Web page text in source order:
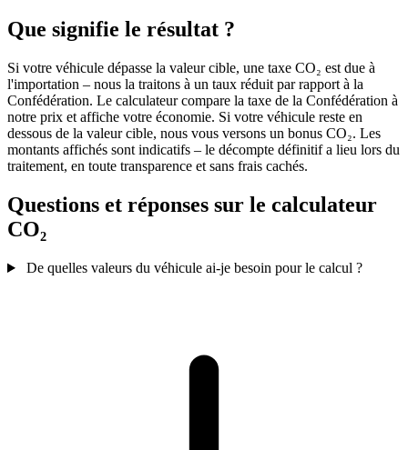
Que signifie le résultat ?
Si votre véhicule dépasse la valeur cible, une taxe CO₂ est due à
l'importation – nous la traitons à un taux réduit par rapport à la
Confédération. Le calculateur compare la taxe de la Confédération à
notre prix et affiche votre économie. Si votre véhicule reste en
dessous de la valeur cible, nous vous versons un bonus CO₂. Les
montants affichés sont indicatifs – le décompte définitif a lieu lors du
traitement, en toute transparence et sans frais cachés.
Questions et réponses sur le calculateur
CO₂
De quelles valeurs du véhicule ai-je besoin pour le calcul ?